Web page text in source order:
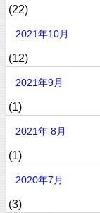
(22)
2021年10月
(12)
2021年9月
(1)
2021年 8月
(1)
2020年7月
(3)